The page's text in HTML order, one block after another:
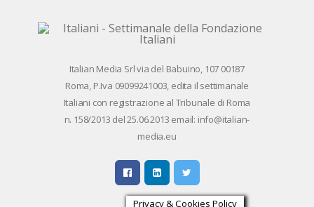
Ita­lian Me­dia Srl via del Ba­bui­no, 107 00187
Roma, P.Iva 09099241003, edi­ta il set­ti­ma­na­le
Ita­lia­ni con re­gi­stra­zio­ne al Tri­bu­na­le di Roma
n. 158/​2013 del 25.06.2013 email: info@ita­lian­
me­dia.eu
Privacy & Cookies Policy